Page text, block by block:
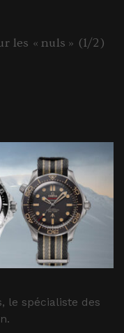
les « nuls » (1/2)
le spécialiste des